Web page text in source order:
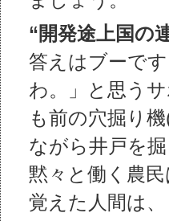
“開発途上国の
答えはブーで
わ。」と思う
も前の穴掘り
ながら井戸を
黙々と働く農
覚えた人間は